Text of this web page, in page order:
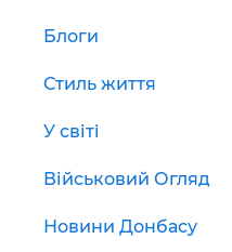
Блоги
Стиль життя
У світі
Військовий Огляд
Новини Донбасу